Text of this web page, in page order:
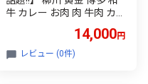
牛 カレー お肉 肉 牛肉 カ
ー 国産 200g 6箱14,000円
レビュー (0件)